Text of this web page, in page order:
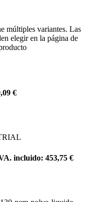
múltiples variantes. Las
elegir en la página de
€
incluido: 453,75 €